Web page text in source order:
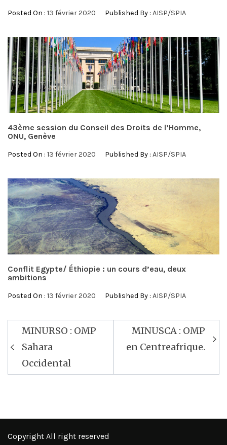
Posted On : 13 février 2020 Published By : AISP/SPIA
43ème session du Conseil des Droits de l’Homme,
ONU, Genève
Posted On : 13 février 2020 Published By : AISP/SPIA
Conflit Egypte/ Éthiopie : un cours d’eau, deux
ambitions
Posted On : 13 février 2020 Published By : AISP/SPIA
Navigation
de
l’article
MINURSO : OMP
Sahara
Occidental
MINUSCA : OMP
en Centreafrique.
Copyright All right reserved